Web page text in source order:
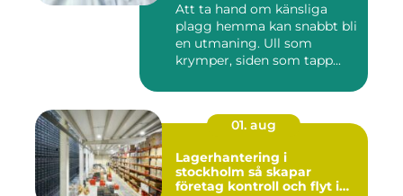
Att ta hand om känsliga
plagg hemma kan snabbt bli
en utmaning. Ull som
krymper, siden som tapp...
01. aug
Lagerhantering i
stockholm så skapar
företag kontroll och flyt i